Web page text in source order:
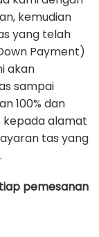
kemudian
yang telah
Payment)
akan
sampai
100% dan
kepada alamat
tas yang
pemesanan